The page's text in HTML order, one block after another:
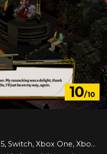
10/10
PC, PlayStation 4, PlayStation 5, Switch, Xbox One, Xbox Series, iOS